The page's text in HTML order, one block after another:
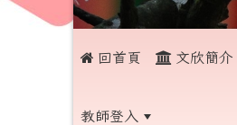
 回首頁 文欣簡介
教師登入